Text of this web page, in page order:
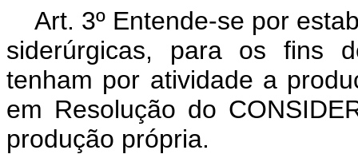
Art. 3º Entende-se por
siderúrgicas, para os fins
tenham por atividade a
em Resolução do
produção própria.